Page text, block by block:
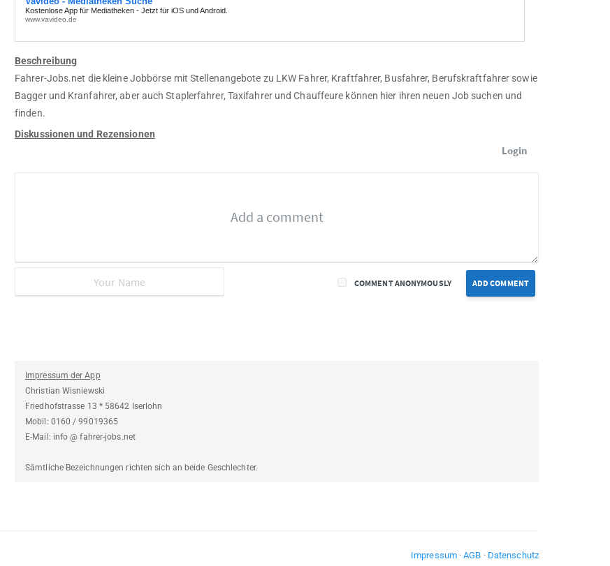
Beschreibung
Fahrer-Jobs.net die kleine Jobbörse mit Stellenangebote zu LKW Fahrer, Kraftfahrer, Busfahrer, Berufskraftfahrer sowie
Bagger und Kranfahrer, aber auch Staplerfahrer, Taxifahrer und Chauffeure können hier ihren neuen Job suchen und
finden.
Diskussionen und Rezensionen
Login
ADD COMMENT
COMMENT ANONYMOUSLY
Impressum der App
Christian Wisniewski
Friedhofstrasse 13 * 58642 Iserlohn
Mobil: 0160 / 99019365
E-Mail: info @ fahrer-jobs.net
Sämtliche Bezeichnungen richten sich an beide Geschlechter.
Impressum·AGB · Datenschutz